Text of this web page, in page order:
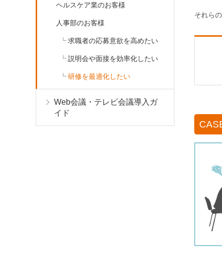
それら
ヘルスケア業のお客様
人事部のお客様
求職者の応募意欲を高めたい
説明会や面接を効率化したい
研修を最適化したい
Web会議・テレビ会議導入ガ
イド